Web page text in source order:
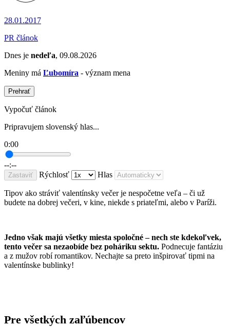
28.01.2017
PR článok
Dnes je nedeľa, 09.08.2026
Meniny má Ľubomíra - význam mena
Prehrať
Vypočuť článok
Pripravujem slovenský hlas...
0:00
--:--
Zastaviť Rýchlosť Hlas
Tipov ako stráviť valentínsky večer je nespočetne veľa – či už
budete na dobrej večeri, v kine, niekde s priateľmi, alebo v Paríži.
Jedno však majú všetky miesta spoločné – nech ste kdekoľvek,
tento večer sa nezaobíde bez poháriku sektu. Podnecuje fantáziu
a z mužov robí romantikov. Nechajte sa preto inšpirovať tipmi na
valentínske bublinky!
Pre všetkých zaľúbencov